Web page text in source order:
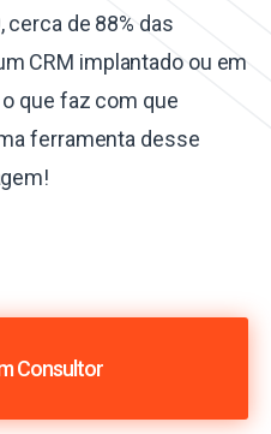
de 88% das
CRM implantado ou em
que faz com que
ferramenta desse
Consultor